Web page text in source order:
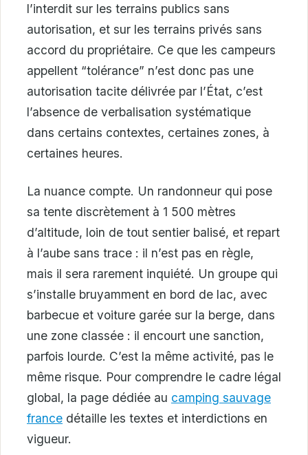
l’interdit sur les terrains publics sans
autorisation, et sur les terrains privés sans
accord du propriétaire. Ce que les campeurs
appellent “tolérance” n’est donc pas une
autorisation tacite délivrée par l’État, c’est
l’absence de verbalisation systématique
dans certains contextes, certaines zones, à
certaines heures.
La nuance compte. Un randonneur qui pose
sa tente discrètement à 1 500 mètres
d’altitude, loin de tout sentier balisé, et repart
à l’aube sans trace : il n’est pas en règle,
mais il sera rarement inquiété. Un groupe qui
s’installe bruyamment en bord de lac, avec
barbecue et voiture garée sur la berge, dans
une zone classée : il encourt une sanction,
parfois lourde. C’est la même activité, pas le
même risque. Pour comprendre le cadre légal
global, la page dédiée au camping sauvage
france détaille les textes et interdictions en
vigueur.